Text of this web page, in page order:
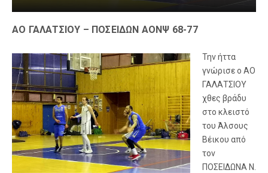
ΑΟ ΓΑΛΑΤΣΙΟΥ – ΠΟΣΕΙΔΩΝ ΑΟΝΨ 68-77
Την ήττα
γνώρισε ο ΑΟ
ΓΑΛΑΤΣΙΟΥ
χθες βράδυ
στο κλειστό
του Άλσους
Βέικου από
τον
ΠΟΣΕΙΔΩΝΑ Ν.